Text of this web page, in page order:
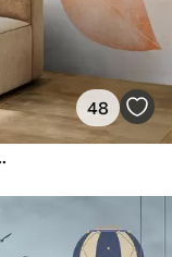
48